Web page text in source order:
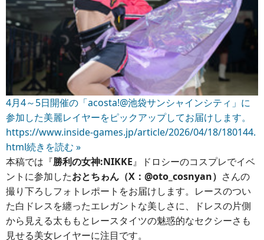
4月4～5日開催の「acosta!@池袋サンシャインシティ」に
参加した美麗レイヤーをピックアップしてお届けします。
https://www.inside-games.jp/article/2026/04/18/180144.
html続きを読む »
本稿では『勝利の女神:NIKKE』ドロシーのコスプレでイベ
ントに参加したおとちゎん（X：@oto_cosnyan） さんの
撮り下ろしフォトレポートをお届けします。レースのつい
た白ドレスを纏ったエレガントな美しさに、ドレスの片側
から見える太ももとレースタイツの魅惑的なセクシーさも
見せる美女レイヤーに注目です。